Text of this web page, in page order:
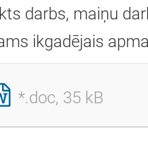
darbs, maiņu
ikgadējais
*.doc, 35 kB